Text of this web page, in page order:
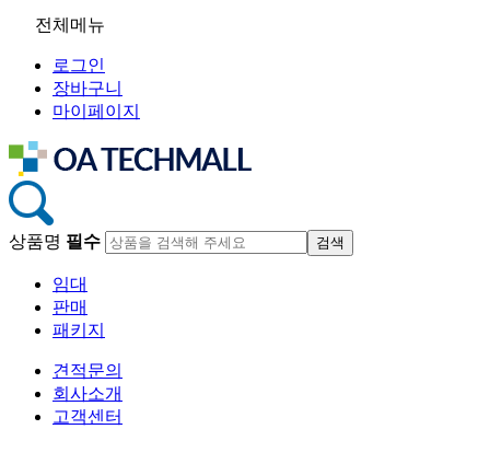
전체메뉴
로그인
장바구니
마이페이지
상품명 필수
임대
판매
패키지
견적문의
회사소개
고객센터